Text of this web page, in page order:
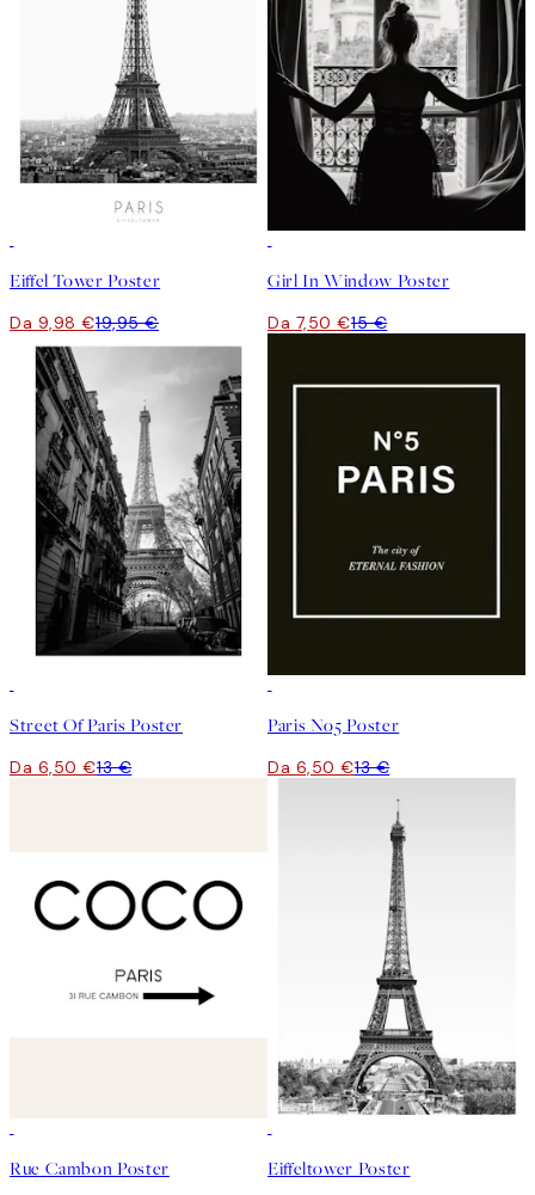
Eiffel Tower Poster
Da 9,98 €19,95 €
Girl In Window Poster
Da 7,50 €15 €
Street Of Paris Poster
Da 6,50 €13 €
Paris No5 Poster
Da 6,50 €13 €
Rue Cambon Poster Eiffeltower Poster